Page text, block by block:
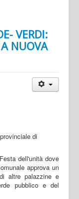
VERDI:
NUOVA
dell'unità dove
approva un
altre palazzine e
pubblico e del